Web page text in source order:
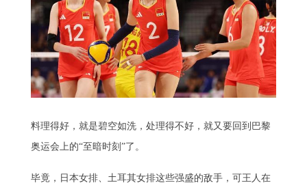
料理得好，就是碧空如洗，处理得不好，就又要回到巴黎
奥运会上的“至暗时刻”了。
毕竟，日本女排、土耳其女排这些强盛的敌手，可王人在